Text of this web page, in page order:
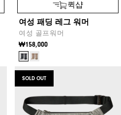
퀵샵
여성 패딩 레그 워머
여성 골프워머
₩158,000
SOLD OUT